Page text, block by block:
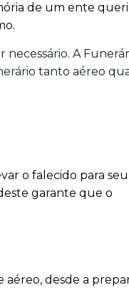
de um ente
A
tanto aéreo
o falecido para seu
garante que o
desde a